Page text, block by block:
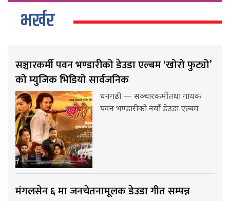
भर्खर
सञ्चारकर्मी पवन भण्डारीको डेउडा एल्बम ‘खोरो फुट्यो’
को म्युजिक भिडियो सार्वजनिक
धनगढी — सञ्चारकर्मी तथा गायक
पवन भण्डारीको नयाँ डेउडा एल्बम
मंगलसेन ६ मा जनचेतनामूलक डेउडा गीत सम्पन्न